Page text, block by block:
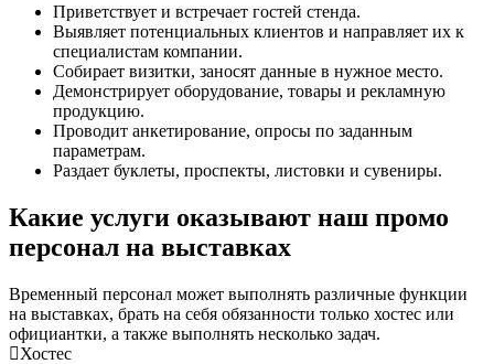
Приветствует и встречает гостей стенда.
Выявляет потенциальных клиентов и направляет их к
специалистам компании.
Собирает визитки, заносят данные в нужное место.
Демонстрирует оборудование, товары и рекламную
продукцию.
Проводит анкетирование, опросы по заданным
параметрам.
Раздает буклеты, проспекты, листовки и сувениры.
Какие услуги оказывают наш промо
персонал на выставках
Временный персонал может выполнять различные функции
на выставках, брать на себя обязанности только хостес или
официантки, а также выполнять несколько задач.
Хостес